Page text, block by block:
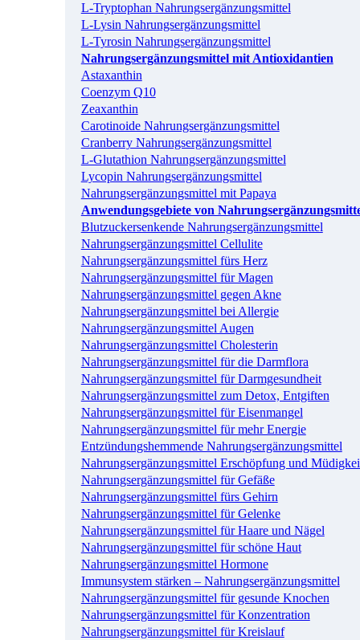
L-Tryptophan Nahrungsergänzungsmittel
L-Lysin Nahrungsergänzungsmittel
L-Tyrosin Nahrungsergänzungsmittel
Nahrungsergänzungsmittel mit Antioxidantien
Astaxanthin
Coenzym Q10
Zeaxanthin
Carotinoide Nahrungsergänzungsmittel
Cranberry Nahrungsergänzungsmittel
L-Glutathion Nahrungsergänzungsmittel
Lycopin Nahrungsergänzungsmittel
Nahrungsergänzungsmittel mit Papaya
Anwendungsgebiete von
Blutzuckersenkende Nahrungsergänzungsmittel
Nahrungsergänzungsmittel Cellulite
Nahrungsergänzungsmittel fürs Herz
Nahrungsergänzungsmittel für Magen
Nahrungsergänzungsmittel gegen Akne
Nahrungsergänzungsmittel bei Allergie
Nahrungsergänzungsmittel Augen
Nahrungsergänzungsmittel Cholesterin
Nahrungsergänzungsmittel für die Darmflora
Nahrungsergänzungsmittel für Darmgesundheit
Nahrungsergänzungsmittel zum Detox, Entgiften
Nahrungsergänzungsmittel für Eisenmangel
Nahrungsergänzungsmittel für mehr Energie
Entzündungshemmende Nahrungsergänzungsmittel
Nahrungsergänzungsmittel Erschöpfung und
Nahrungsergänzungsmittel für Gefäße
Nahrungsergänzungsmittel fürs Gehirn
Nahrungsergänzungsmittel für Gelenke
Nahrungsergänzungsmittel für Haare und Nägel
Nahrungsergänzungsmittel für schöne Haut
Nahrungsergänzungsmittel Hormone
Immunsystem stärken – Nahrungsergänzungsmittel
Nahrungsergänzungsmittel für gesunde Knochen
Nahrungsergänzungsmittel für Konzentration
Nahrungsergänzungsmittel für Kreislauf